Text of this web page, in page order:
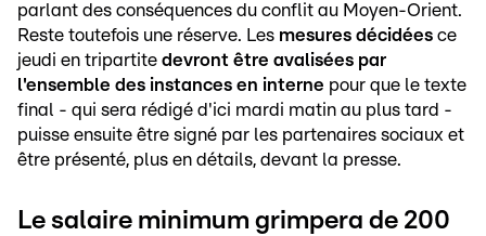
parlant des conséquences du conflit au Moyen-Orient.
Reste toutefois une réserve. Les mesures décidées ce
jeudi en tripartite devront être avalisées par
l'ensemble des instances en interne pour que le texte
final - qui sera rédigé d'ici mardi matin au plus tard -
puisse ensuite être signé par les partenaires sociaux et
être présenté, plus en détails, devant la presse.
Le salaire minimum grimpera de 200